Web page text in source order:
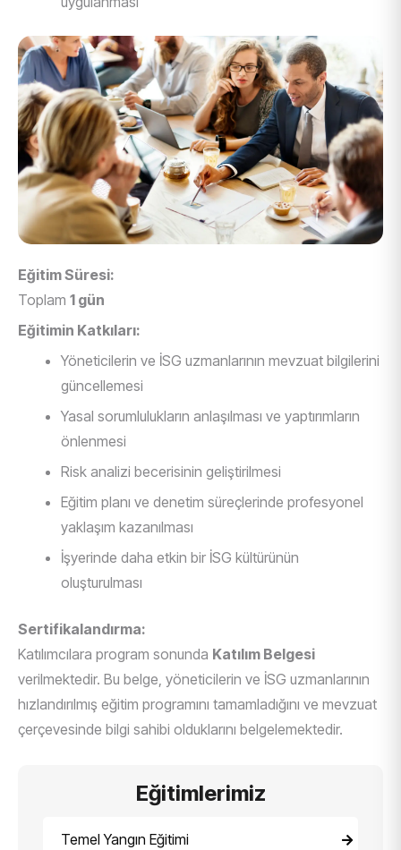
Eğitim Süresi:
Toplam 1 gün
Eğitimin Katkıları:
Yöneticilerin ve İSG uzmanlarının mevzuat bilgilerini
güncellemesi
Yasal sorumlulukların anlaşılması ve yaptırımların
önlenmesi
Risk analizi becerisinin geliştirilmesi
Eğitim planı ve denetim süreçlerinde profesyonel
yaklaşım kazanılması
İşyerinde daha etkin bir İSG kültürünün
oluşturulması
Sertifikalandırma:
Katılımcılara program sonunda Katılım Belgesi
verilmektedir. Bu belge, yöneticilerin ve İSG uzmanlarının
hızlandırılmış eğitim programını tamamladığını ve mevzuat
çerçevesinde bilgi sahibi olduklarını belgelemektedir.
Eğitimlerimiz
Temel Yangın Eğitimi